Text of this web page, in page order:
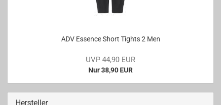
ADV Es­sence Short Tights 2 Men
UVP 44,90 EUR
Nur 38,90 EUR
Hersteller